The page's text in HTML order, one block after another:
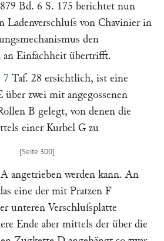
Bd. 6 S. 175 berichtet nun
Ladenverschluſs von Chavinierin
den
an Einfachheit übertrifft.
7 Taf. 28 ersichtlich, ist eine
über zwei mit angegossenen
B gelegt, von denen die
einer Kurbel G zu
A angetrieben werden kann. An
eine der mit Pratzen F
unteren Verschluſsplatte
Ende aber mittels der über die